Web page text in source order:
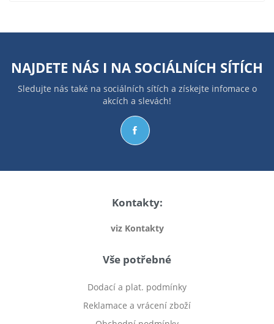
NAJDETE NÁS I NA SOCIÁLNÍCH SÍTÍCH
Sledujte nás také na sociálních sítích a získejte infomace o
akcích a slevách!
Kontakty:
viz Kontakty
Vše potřebné
Dodací a plat. podmínky
Reklamace a vrácení zboží